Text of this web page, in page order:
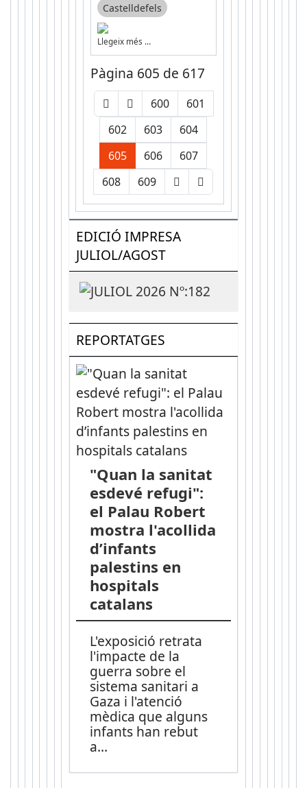
Castelldefels
Llegeix més …
Pàgina 605 de 617
600
601
602
603
604
605
606
607
608
609
EDICIÓ IMPRESA
JULIOL/AGOST
REPORTATGES
"Quan la sanitat
esdevé refugi":
el Palau Robert
mostra l'acollida
d’infants
palestins en
hospitals
catalans
L'exposició retrata
l'impacte de la
guerra sobre el
sistema sanitari a
Gaza i l'atenció
mèdica que alguns
infants han rebut
a...